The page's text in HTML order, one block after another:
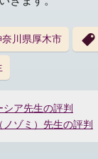
奈川県厚木市
ア先生の評判
ゾミ）先生の評判